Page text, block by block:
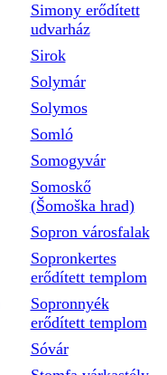
Simony erődített
udvarház
Sirok
Solymár
Solymos
Somló
Somogyvár
Somoskő
(Šomoška hrad)
Sopron városfalak
Sopronkertes
erődített templom
Sopronnyék
erődített templom
Sóvár